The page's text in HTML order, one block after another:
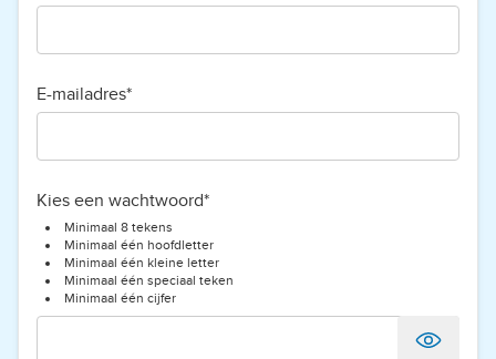
E-mailadres*
Kies een wachtwoord*
Minimaal 8 tekens
Minimaal één hoofdletter
Minimaal één kleine letter
Minimaal één speciaal teken
Minimaal één cijfer